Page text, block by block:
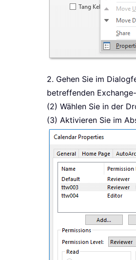
2. Gehen Sie im
betreffenden
(2) Wählen Sie in der
(3) Aktivieren Sie im